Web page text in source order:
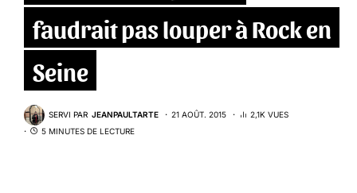
faudrait pas louper à Rock en
Seine
SERVI PAR JEANPAULTARTE 21 AOÛT. 2015
2,1K VUES
5 MINUTES DE LECTURE